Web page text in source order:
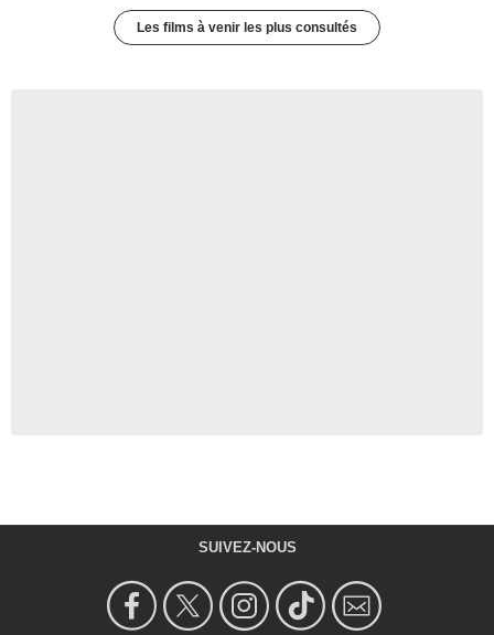
Les films à venir les plus consultés
SUIVEZ-NOUS